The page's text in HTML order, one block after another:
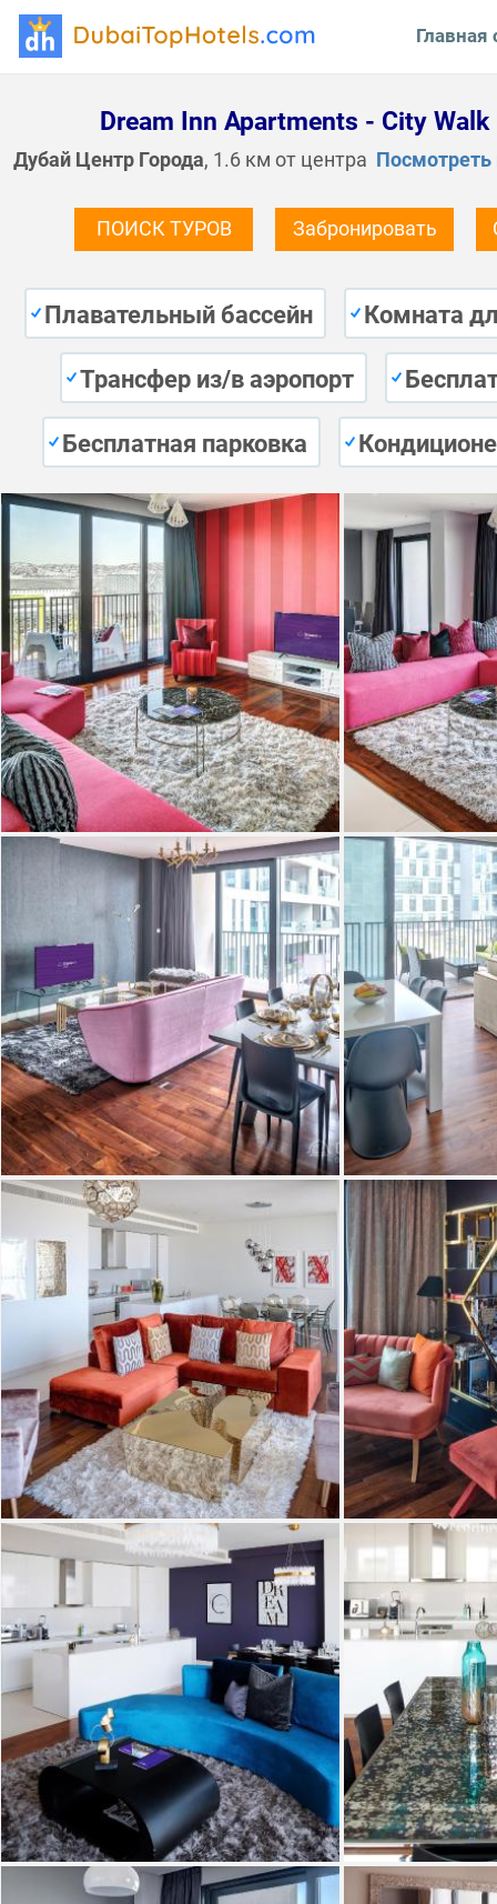
Главная
Dream Inn Apartments - City Walk
Дубай Центр Города, 1.6 км от центра Посмотреть
Забронировать
ПОИСК ТУРОВ
Плавательный бассейн Комната
Трансфер из/в аэропорт
Бесплатная парковка